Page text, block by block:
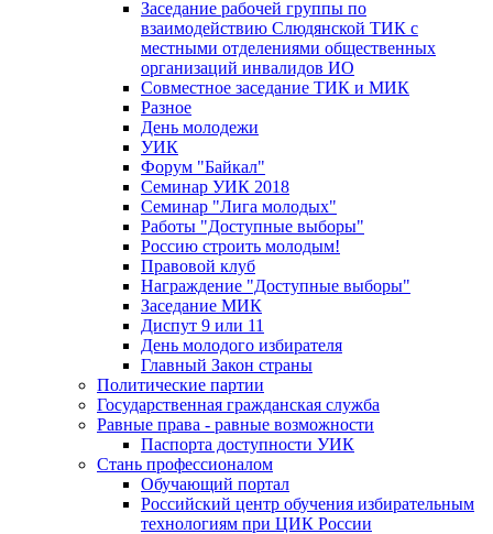
Заседание рабочей группы по
взаимодействию Слюдянской ТИК с
местными отделениями общественных
организаций инвалидов ИО
Совместное заседание ТИК и МИК
Разное
День молодежи
УИК
Форум "Байкал"
Семинар УИК 2018
Семинар "Лига молодых"
Работы "Доступные выборы"
Россию строить молодым!
Правовой клуб
Награждение "Доступные выборы"
Заседание МИК
Диспут 9 или 11
День молодого избирателя
Главный Закон страны
Политические партии
Государственная гражданская служба
Равные права - равные возможности
Паспорта доступности УИК
Стань профессионалом
Обучающий портал
Российский центр обучения избирательным
технологиям при ЦИК России